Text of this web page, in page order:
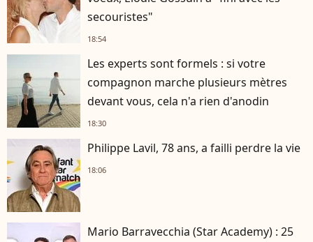
secouristes"
18:54
Les experts sont formels : si votre
compagnon marche plusieurs mètres
devant vous, cela n'a rien d'anodin
18:30
Philippe Lavil, 78 ans, a failli perdre la vie
18:06
Mario Barravecchia (Star Academy) : 25